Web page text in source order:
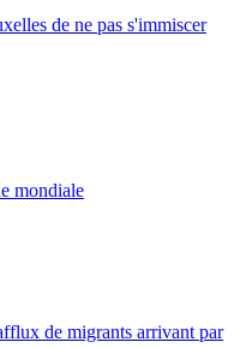
de ne pas s'immiscer
mondiale
de migrants arrivant par